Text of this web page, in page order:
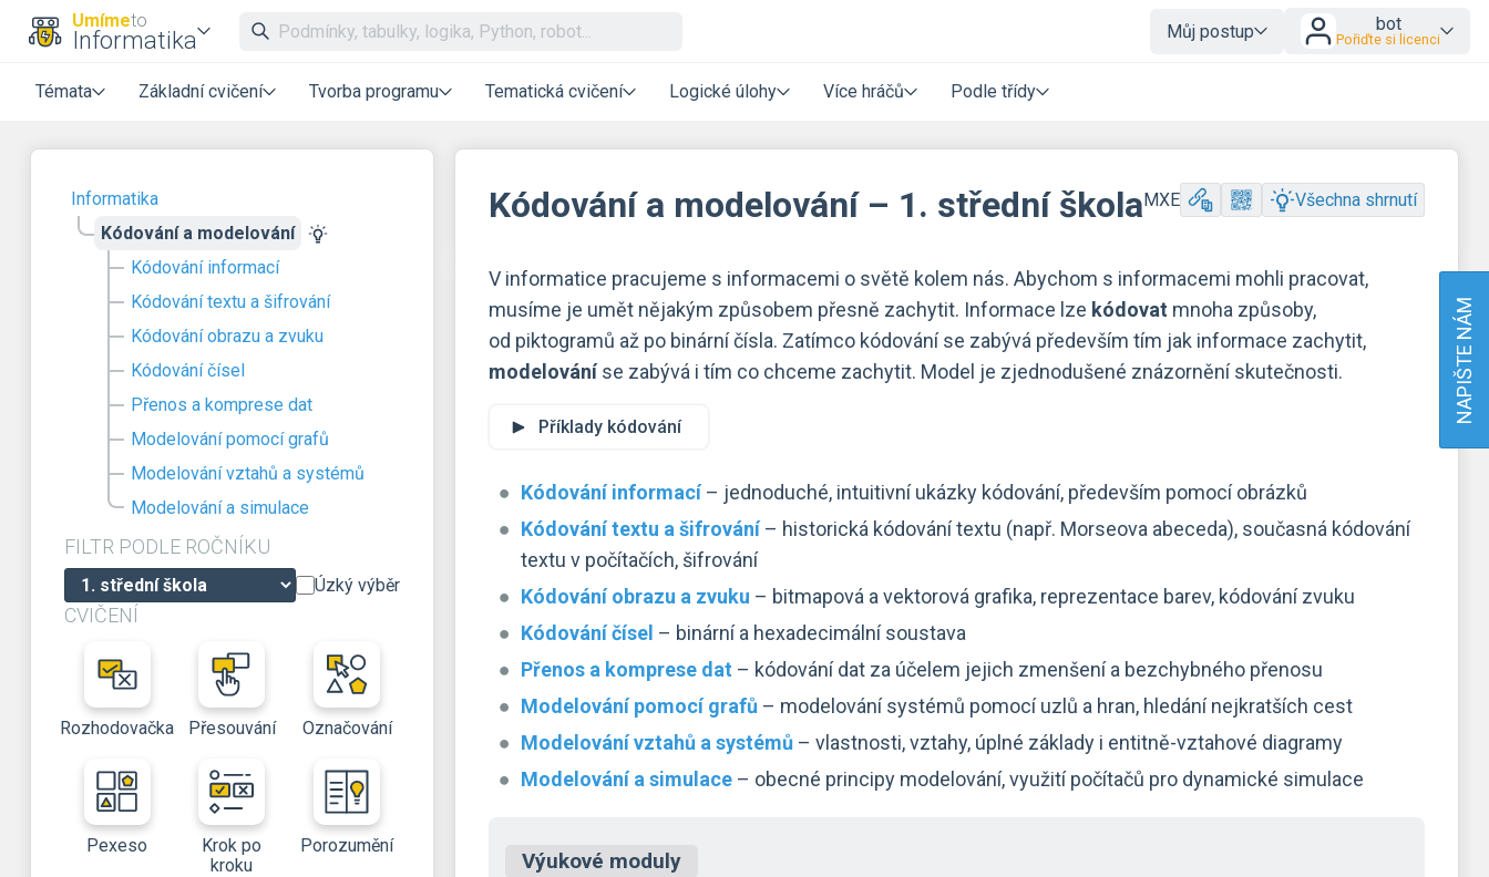
Umímeto
Informatika Můj postup bot
Pořiďte si licenci
Témata Základní cvičení Tvorba programu Tematická cvičení Logické úlohy Více hráčů Podle třídy
Informatika
Kódování a modelování
Kódování informací
Kódování textu a šifrování
Kódování obrazu a zvuku
Kódování čísel
Přenos a komprese dat
Modelování pomocí grafů
Modelování vztahů a systémů
Modelování a simulace
FILTR PODLE ROČNÍKU
Úzký výběr
CVIČENÍ
Rozhodovačka Přesouvání Označování
Pexeso
Krok po
kroku
Porozumění
Kódování a modelování – 1. střední školaMXE Všechna shrnutí
V informatice pracujeme s informacemi o světě kolem nás. Abychom s informacemi mohli pracovat,
musíme je umět nějakým způsobem přesně zachytit. Informace lze kódovat mnoha způsoby,
od piktogramů až po binární čísla. Zatímco kódování se zabývá především tím jak informace zachytit,
modelováníse zabývá i tím co chceme zachytit. Model je zjednodušené znázornění skutečnosti.
Příklady kódování
Kódování informací– jednoduché, intuitivní ukázky kódování, především pomocí obrázků
Kódování textu a šifrování– historická kódování textu (např. Morseova abeceda), současná kódování
textu v počítačích, šifrování
Kódování obrazu a zvuku – bitmapová a vektorová grafika, reprezentace barev, kódování zvuku
Kódování čísel – binární a hexadecimální soustava
Přenos a komprese dat – kódování dat za účelem jejich zmenšení a bezchybného přenosu
Modelování pomocí grafů – modelování systémů pomocí uzlů a hran, hledání nejkratších cest
Modelování vztahů a systémů – vlastnosti, vztahy, úplné základy i entitně-vztahové diagramy
Modelování a simulace – obecné principy modelování, využití počítačů pro dynamické simulace
Výukové moduly
NAPIŠTE NÁM